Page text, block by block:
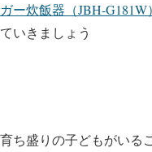
ー炊飯器（JBH-G181W）
いきましょう
ち盛りの子どもがいる